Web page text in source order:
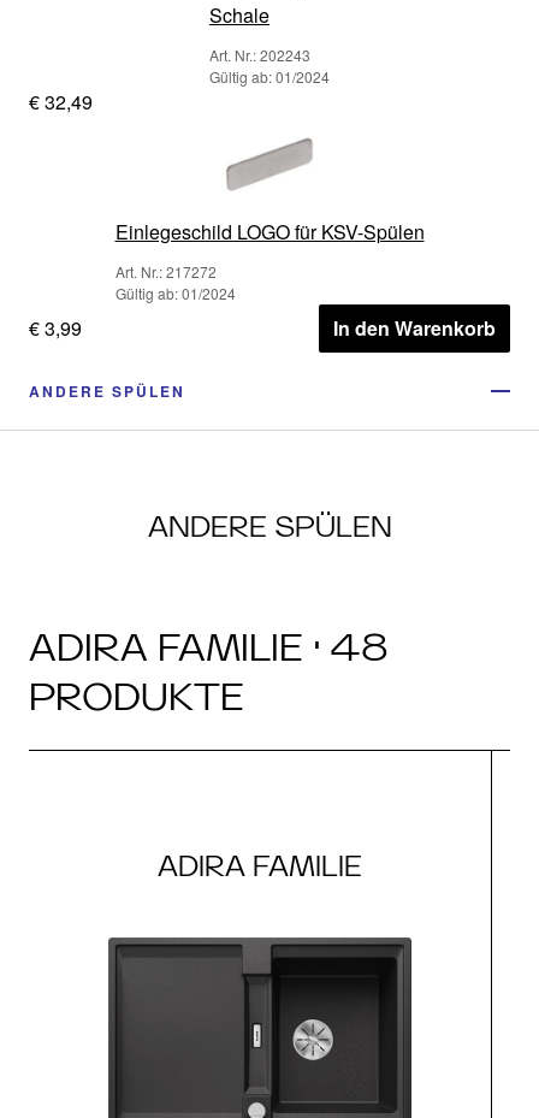
Schale
Art. Nr.: 202243
Gültig ab: 01/2024
€ 32,49
Einlegeschild LOGO für KSV-Spülen
Art. Nr.: 217272
Gültig ab: 01/2024
€ 3,99 In den Warenkorb
ANDERE SPÜLEN
ANDERE SPÜLEN
ADIRA FAMILIE · 48
PRODUKTE
ADIRA FAMILIE